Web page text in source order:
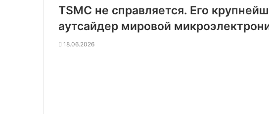
TSMC не справляется. Его
аутсайдер мировой
18.06.2026